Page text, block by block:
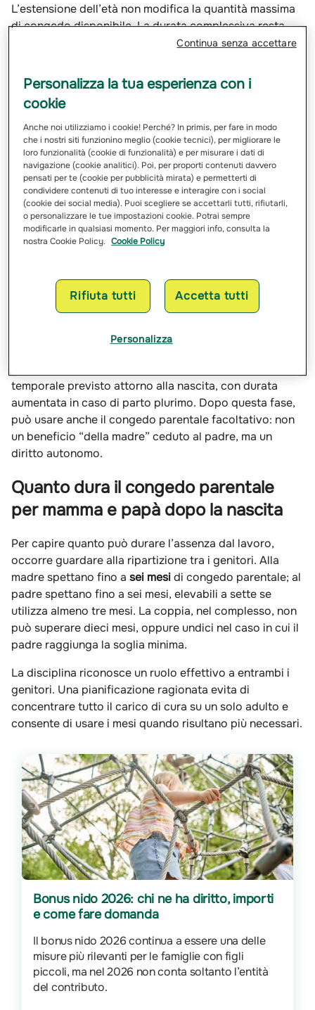
L’estensione dell’età non modifica la quantità massima
di congedo disponibile. La durata complessiva resta
non più di dieci mesi tra i due
lavoro per almeno tre mesi. Per il genitore solo, il limite
può arrivare a undici mesi.
Qual è la differenza tra maternità
obbligatoria, paternità e congedo
parentale
La maternità obbligatoria nel 2026 resta il periodo di
astensione necessario legato a gravidanza e parto: di
norma cinque mesi, distribuiti tra prima e dopo la
ha natura facoltativa. Non sostituisce il congedo di
maternità, ma permette di distribuire nel tempo la
temporale previsto attorno alla nascita, con durata
aumentata in caso di parto plurimo. Dopo questa fase,
può usare anche il congedo parentale facoltativo: non
un beneficio “della madre” ceduto al padre, ma un
diritto autonomo.
Quanto dura il congedo parentale
per mamma e papà dopo la nascita
Per capire quanto può durare l’assenza dal lavoro,
occorre guardare alla ripartizione tra i genitori. Alla
madre spettano fino a sei mesidi congedo parentale; al
padre spettano fino a sei mesi, elevabili a sette se
utilizza almeno tre mesi. La coppia, nel complesso, non
può superare dieci mesi, oppure undici nel caso in cui il
padre raggiunga la soglia minima.
La disciplina riconosce un ruolo effettivo a entrambi i
genitori. Una pianificazione ragionata evita di
concentrare tutto il carico di cura su un solo adulto e
consente di usare i mesi quando risultano più necessari.
Bonus nido 2026: chi ne ha diritto, importi
e come fare domanda
Il bonus nido 2026 continua a essere una delle
misure più rilevanti per le famiglie con figli
piccoli, ma nel 2026 non conta soltanto l’entità
del contributo.
Personalizza la tua esperienza con i
cookie
Anche noi utilizziamo i cookie! Perché? In primis, per fare in modo
che i nostri siti funzionino meglio (cookie tecnici), per migliorare le
loro funzionalità (cookie di funzionalità) e per misurare i dati di
navigazione (cookie analitici). Poi, per proporti contenuti davvero
pensati per te (cookie per pubblicità mirata) e permetterti di
condividere contenuti di tuo interesse e interagire con i social
(cookie dei social media). Puoi scegliere se accettarli tutti, rifiutarli,
o personalizzare le tue impostazioni cookie. Potrai sempre
modificarle in qualsiasi momento. Per maggiori info, consulta la
nostra Cookie Policy. Cookie Policy
Rifiuta tutti Accetta tutti
Personalizza
Continua senza accettare